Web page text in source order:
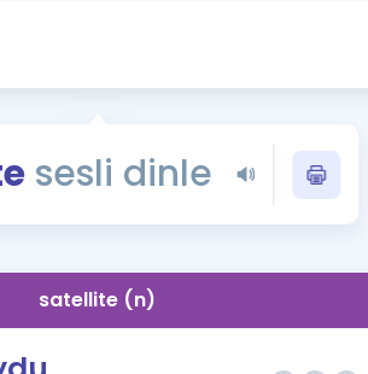
Tüm ÖSYM
YDS - YÖKDİL
İngilizce Gramer
sesli dinle
satellite (n)